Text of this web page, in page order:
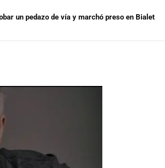
un pedazo de vía y marchó preso en Bialet